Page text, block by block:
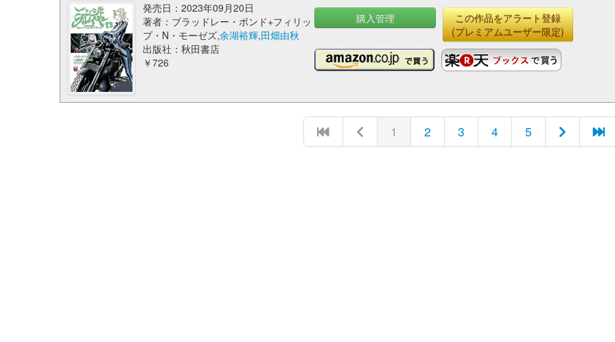
発売日：2023年09月20日
著者：ブラッドレー・ボンド+フィリッ
プ・N・モーゼズ,余湖裕輝,田畑由秋
出版社：秋田書店
￥726
購入管理
この作品をアラート登録
(プレミアムユーザー限定)
1 2 3 4 5